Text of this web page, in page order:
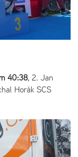
40:38, 2. Jan
Horák SCS